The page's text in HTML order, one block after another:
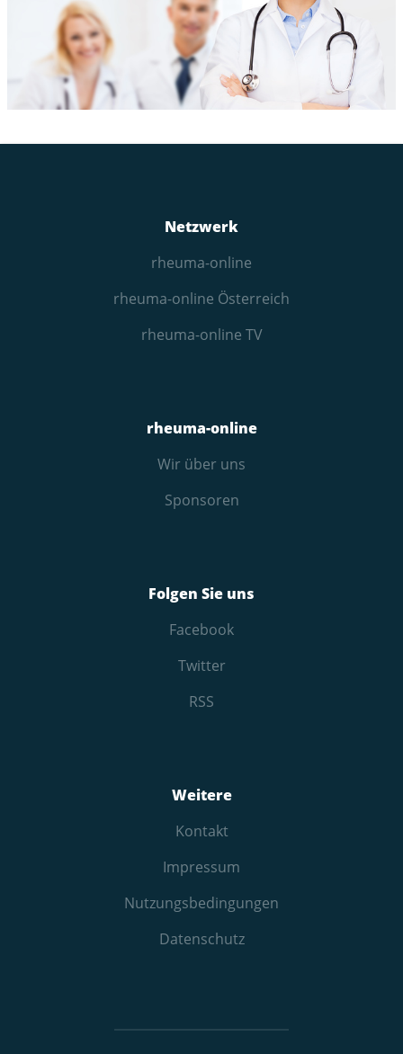
Netzwerk
rheuma-online
rheuma-online Österreich
rheuma-online TV
rheuma-online
Wir über uns
Sponsoren
Folgen Sie uns
Facebook
Twitter
RSS
Weitere
Kontakt
Impressum
Nutzungs­bedingungen
Datenschutz